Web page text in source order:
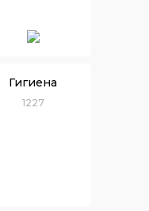
Гигиена
1227